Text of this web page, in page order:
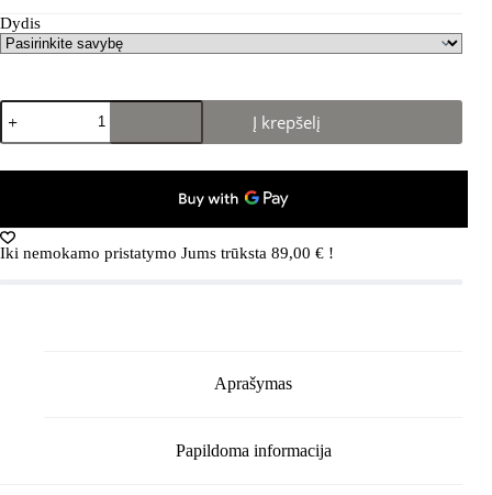
Dydis
produkto
kiekis:
COUGAR
Į krepšelį
Iki nemokamo pristatymo Jums trūksta 89,00 € !
Aprašymas
Papildoma informacija